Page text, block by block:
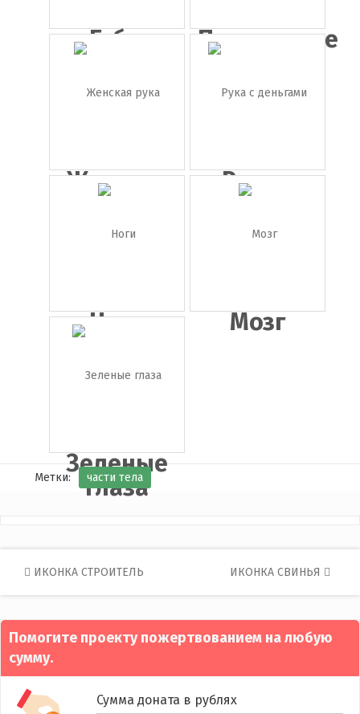
Губы
Протянутые
Женская
рука
Рука с
деньгами
Ноги Мозг
Зеленые
глаза
Метки: части тела
Post
navigation
ИКОНКА СТРОИТЕЛЬ ИКОНКА СВИНЬЯ
Помогите проекту пожертвованием на любую
сумму.
Сумма доната в рублях